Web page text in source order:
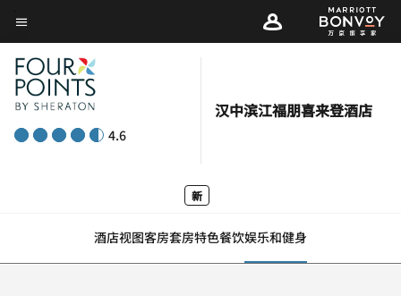
Skip
to
main
content
菜单文本
4.6
汉中滨江福朋喜来登酒店
新
酒店视图客房套房特色餐饮娱乐和健身